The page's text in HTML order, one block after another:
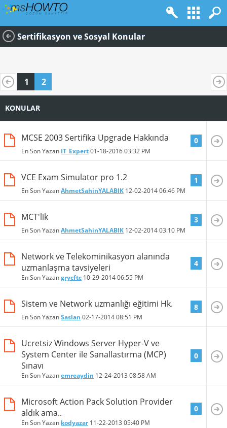
Sertifikasyon ve Sosyal Konular
1 2
KONULAR
MCSE 2003 Sertifika Upgrade Hakkında
En Son Yazan IT_Expert01-18-201603:32 PM
0
VCE Exam Simulator pro 1.2
En Son YazanAhmetSahinYALABIK 12-02-201406:46 PM
1
MCT'lik
En Son YazanAhmetSahinYALABIK 12-02-201403:10 PM
3
Network ve Telekominikasyon alanında
uzmanlaşma tavsiyeleri
En Son Yazangrycftc 10-29-201406:55 PM
4
Sistem ve Network uzmanlığı eğitimi Hk.
En Son YazanSaslan 02-17-201408:51 PM
8
Ucretsiz Windows Server Hyper-V ve
System Center ile Sanallastırma (MCP)
Sınavı
En Son Yazanemreaydin 12-24-2013 08:58 AM
0
Microsoft Action Pack Solution Provider
aldık ama..
En Son Yazan kodyazar11-22-2013 05:40 PM
0